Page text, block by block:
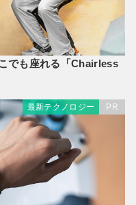
でも座れる「Chairless
最新テクノロジー PR